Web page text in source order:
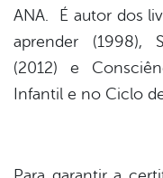
ANA. É autor dos
aprender (1998),
(2012) e
Infantil e no Ciclo